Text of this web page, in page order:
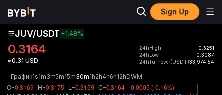
Sign Up
JUV/USDT +1.48%
0.3164
≈0.31 USD
24hHigh
0.3251
24hLow
0.3087
24hTurnover(USDT)33,974.54
График1s1m3m5m15m30m1h2h4h6h12hDWM